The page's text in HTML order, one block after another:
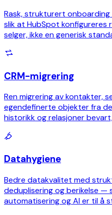
Rask, strukturert
slik at HubSpot
selger, ikke en generisk
CRM-migrering
Ren migrering av kontakter,
egendefinerte objekter fra
historikk og relasjoner
Datahygiene
Bedre datakvalitet med
deduplisering og berikelse —
automatisering og AI er til å